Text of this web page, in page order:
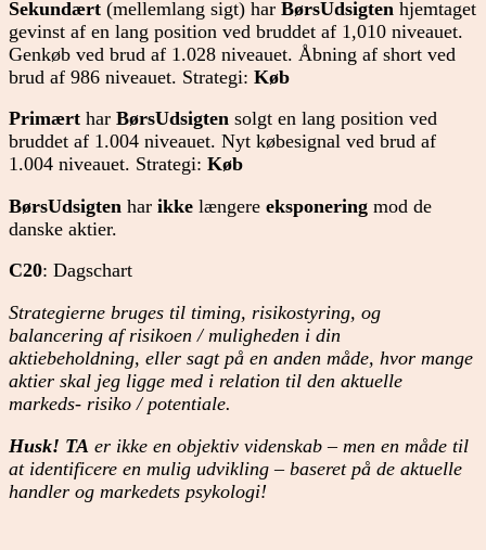
Sekundært (mellemlang sigt) har BørsUdsigten hjemtaget
gevinst af en lang position ved bruddet af 1,010 niveauet.
Genkøb ved brud af 1.028 niveauet. Åbning af short ved
brud af 986 niveauet. Strategi: Køb
Primært har BørsUdsigten solgt en lang position ved
bruddet af 1.004 niveauet. Nyt købesignal ved brud af
1.004 niveauet. Strategi: Køb
BørsUdsigten har ikke længere eksponering mod de
danske aktier.
C20: Dagschart
Strategierne bruges til timing, risikostyring, og
balancering af risikoen / muligheden i din
aktiebeholdning, eller sagt på en anden måde, hvor mange
aktier skal jeg ligge med i relation til den aktuelle
markeds- risiko / potentiale.
Husk! TA er ikke en objektiv videnskab – men en måde til
at identificere en mulig udvikling – baseret på de aktuelle
handler og markedets psykologi!